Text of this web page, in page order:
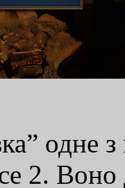
2. Воно